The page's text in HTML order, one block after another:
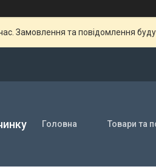
Замовлення та повідомлення
Головна Товари та